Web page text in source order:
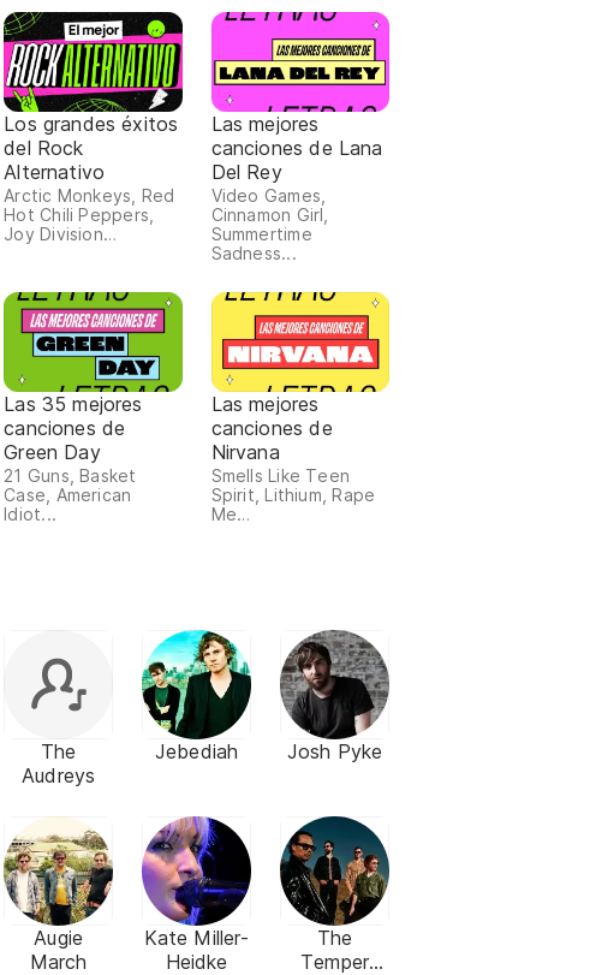
Los grandes éxitos
del Rock
Alternativo
Arctic Monkeys, Red
Hot Chili Peppers,
Joy Division…
Las mejores
canciones de Lana
Del Rey
Video Games,
Cinnamon Girl,
Summertime
Sadness...
Las 35 mejores
canciones de
Green Day
21 Guns, Basket
Case, American
Idiot...
Las mejores
canciones de
Nirvana
Smells Like Teen
Spirit, Lithium, Rape
Me…
The
Audreys
Jebediah Josh Pyke
Augie
March
Kate Miller-
Heidke
The
Temper